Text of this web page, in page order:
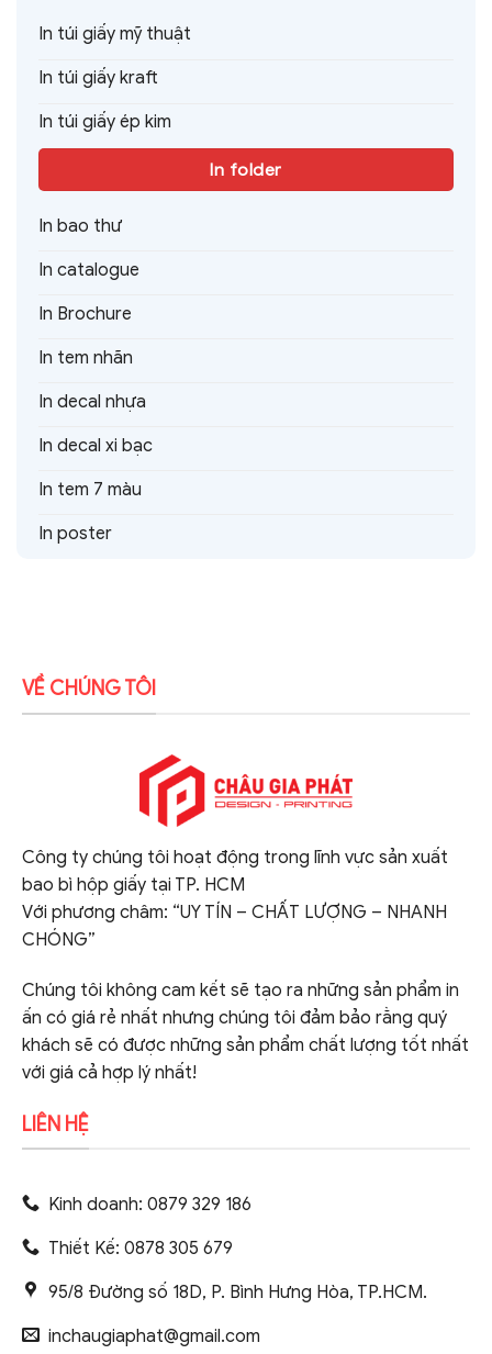
In túi giấy mỹ thuật
In túi giấy kraft
In túi giấy ép kim
In folder
In bao thư
In catalogue
In Brochure
In tem nhãn
In decal nhựa
In decal xi bạc
In tem 7 màu
In poster
VỀ CHÚNG TÔI
Công ty chúng tôi hoạt động trong lĩnh vực sản xuất
bao bì hộp giấy tại TP. HCM
Với phương châm: “UY TÍN – CHẤT LƯỢNG – NHANH
CHÓNG”
Chúng tôi không cam kết sẽ tạo ra những sản phẩm in
ấn có giá rẻ nhất nhưng chúng tôi đảm bảo rằng quý
khách sẽ có được những sản phẩm chất lượng tốt nhất
với giá cả hợp lý nhất!
LIÊN HỆ
Kinh doanh: 0879 329 186
Thiết Kế: 0878 305 679
95/8 Đường số 18D, P. Bình Hưng Hòa, TP.HCM.
inchaugiaphat@gmail.com